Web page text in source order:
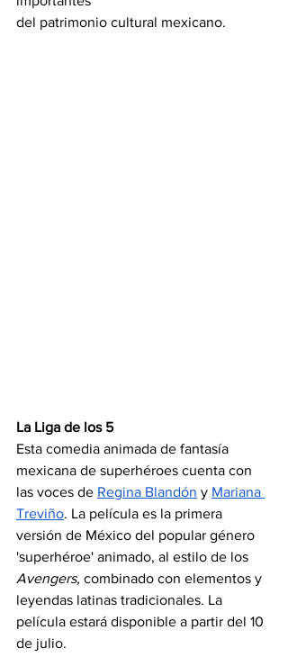
del patrimonio cultural mexicano.
La Liga de los 5
Esta comedia animada de fantasía
mexicana de superhéroes cuenta con
las voces de Regina Blandón y Mariana
Treviño. La película es la primera
versión de México del popular género
'superhéroe' animado, al estilo de los
Avengers, combinado con elementos y
leyendas latinas tradicionales. La
película estará disponible a partir del 10
de julio.